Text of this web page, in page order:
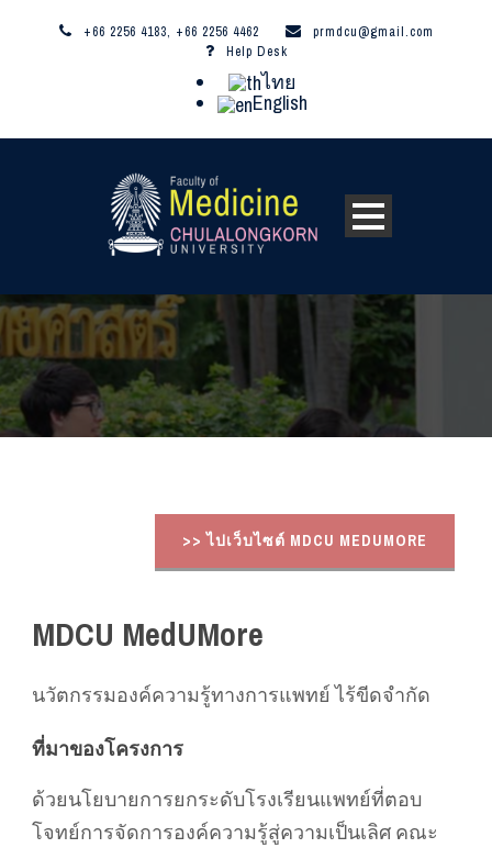
+66 2256 4183, +66 2256 4462
prmdcu@gmail.com
Help Desk
ไทย
English
>> ไปเว็บไซต์ MDCU MEDUMORE
MDCU MedUMore
นวัตกรรมองค์ความรู้ทางการแพทย์ ไร้ขีดจำกัด
ที่มาของโครงการ
ด้วยนโยบายการยกระดับโรงเรียนแพทย์ที่ตอบ
โจทย์การจัดการองค์ความรู้สู่ความเป็นเลิศ คณะ